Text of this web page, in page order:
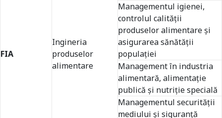
FIA
Ingineria
produselor
alimentare
Managementul igienei,
controlul calităţii
produselor alimentare şi
asigurarea sănătăţii
populaţiei
Management în industria
alimentară, alimentaţie
publică şi nutriţie specială
Managementul securității
mediului și siguranță